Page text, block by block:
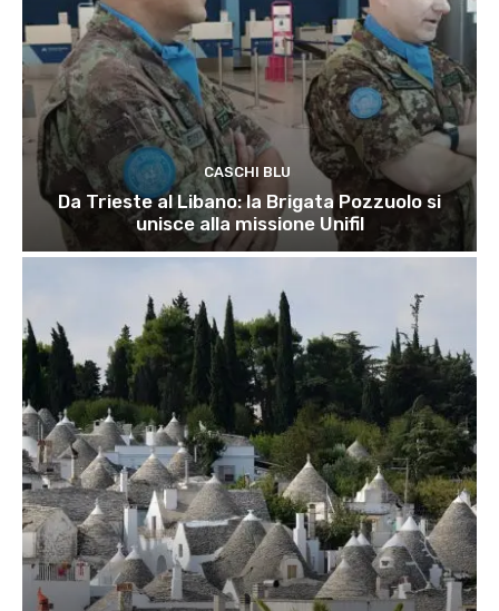
CASCHI BLU
Da Trieste al Libano: la Brigata Pozzuolo si
unisce alla missione Unifil